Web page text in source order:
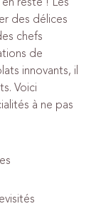
des délices
chefs
de
innovants, il
Voici
à ne pas